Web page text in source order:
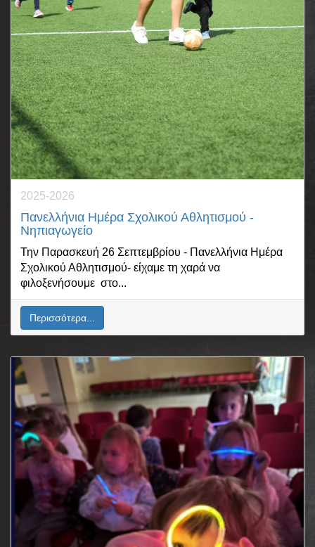
2025-2026
Πανελλήνια Ημέρα Σχολικού Αθλητισμού -
Νηπιαγωγείο
Την Παρασκευή 26 Σεπτεμβρίου - Πανελλήνια Ημέρα
Σχολικού Αθλητισμού- είχαμε τη χαρά να
φιλοξενήσουμε στο...
Περισσότερα...